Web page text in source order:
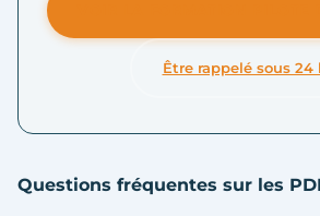
Être rappelé sous 24
Questions fréquentes sur les